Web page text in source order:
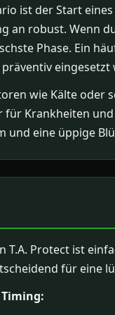
ist der Start
an robust. Wenn
Phase. Ein
wie Kälte oder
Krankheiten
und eine üppige
T.A. Protect ist
für eine